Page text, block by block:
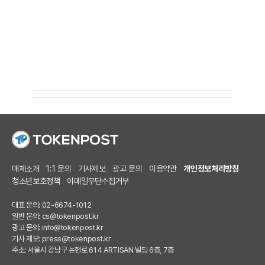
매체소개 1:1 문의 기사제보 광고 문의 이용약관
개인정보처리방침
청소년보호정책
이메일무단수집거부
대표 문의: 02-6674-1012
일반 문의: cs@tokenpost.kr
광고 문의: info@tokenpost.kr
기사 제보: press@tokenpost.kr
주소: 서울시 강남구 논현로 614 ARTISAN 빌딩 6층, 7층